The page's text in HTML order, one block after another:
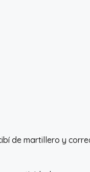
de martillero y